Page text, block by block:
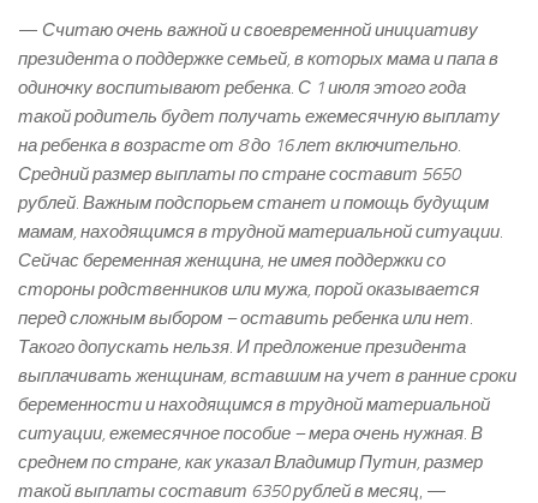
— Считаю очень важной и своевременной инициативу
президента о поддержке семьей, в которых мама и папа в
одиночку воспитывают ребенка. С 1 июля этого года
такой родитель будет получать ежемесячную выплату
на ребенка в возрасте от 8 до 16 лет включительно.
Средний размер выплаты по стране составит 5650
рублей. Важным подспорьем станет и помощь будущим
мамам, находящимся в трудной материальной ситуации.
Сейчас беременная женщина, не имея поддержки со
стороны родственников или мужа, порой оказывается
перед сложным выбором – оставить ребенка или нет.
Такого допускать нельзя. И предложение президента
выплачивать женщинам, вставшим на учет в ранние сроки
беременности и находящимся в трудной материальной
ситуации, ежемесячное пособие – мера очень нужная. В
среднем по стране, как указал Владимир Путин, размер
такой выплаты составит 6350 рублей в месяц, —